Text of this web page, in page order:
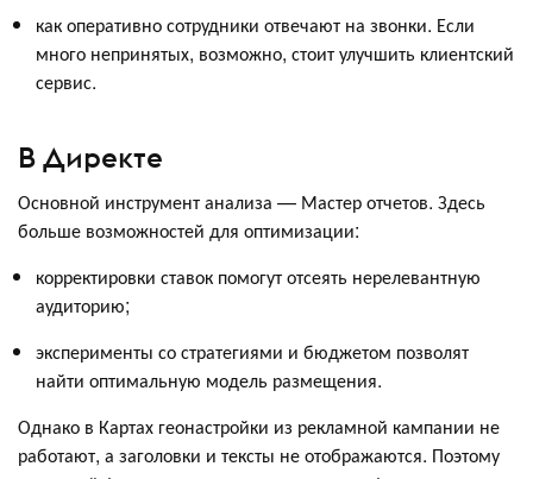
как оперативно сотрудники отвечают на звонки. Если
много непринятых, возможно, стоит улучшить клиентский
сервис.
В Директе
Основной инструмент анализа — Мастер отчетов. Здесь
больше возможностей для оптимизации:
корректировки ставок помогут отсеять нерелевантную
аудиторию;
эксперименты со стратегиями и бюджетом позволят
найти оптимальную модель размещения.
Однако в Картах геонастройки из рекламной кампании не
работают, а заголовки и тексты не отображаются. Поэтому